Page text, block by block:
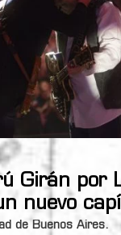
Girán por
nuevo
de Buenos Aires.